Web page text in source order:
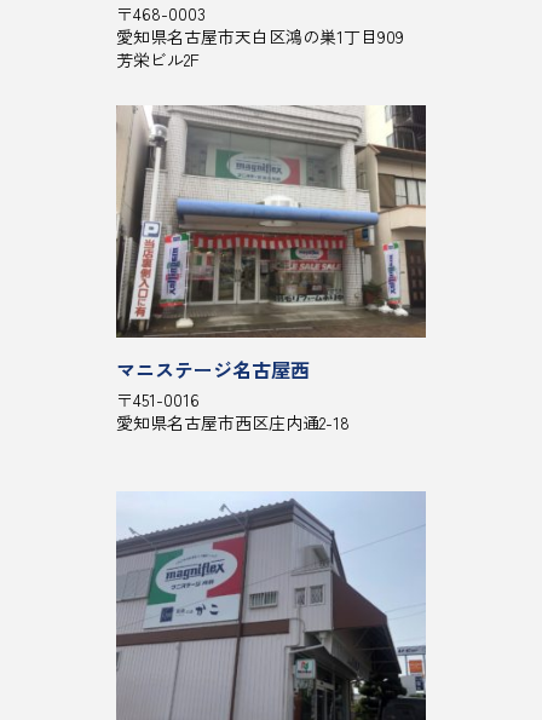
〒468-0003
愛知県名古屋市天白区鴻の巣1丁目909
芳栄ビル2F
マニステージ名古屋西
〒451-0016
愛知県名古屋市西区庄内通2-18